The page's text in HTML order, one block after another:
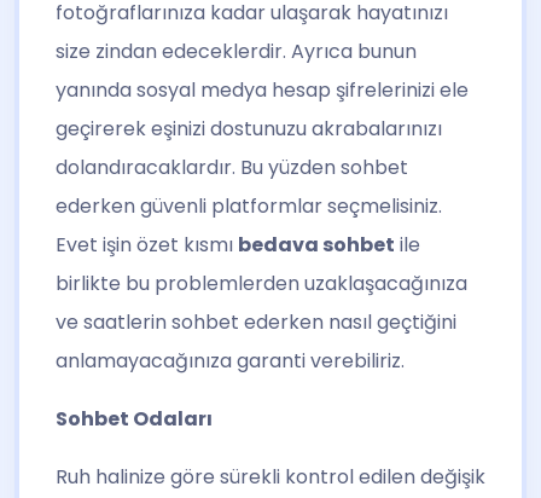
fotoğraflarınıza kadar ulaşarak hayatınızı
size zindan edeceklerdir. Ayrıca bunun
yanında sosyal medya hesap şifrelerinizi ele
geçirerek eşinizi dostunuzu akrabalarınızı
dolandıracaklardır. Bu yüzden sohbet
ederken güvenli platformlar seçmelisiniz.
Evet işin özet kısmı bedava sohbet ile
birlikte bu problemlerden uzaklaşacağınıza
ve saatlerin sohbet ederken nasıl geçtiğini
anlamayacağınıza garanti verebiliriz.
Sohbet Odaları
Ruh halinize göre sürekli kontrol edilen değişik